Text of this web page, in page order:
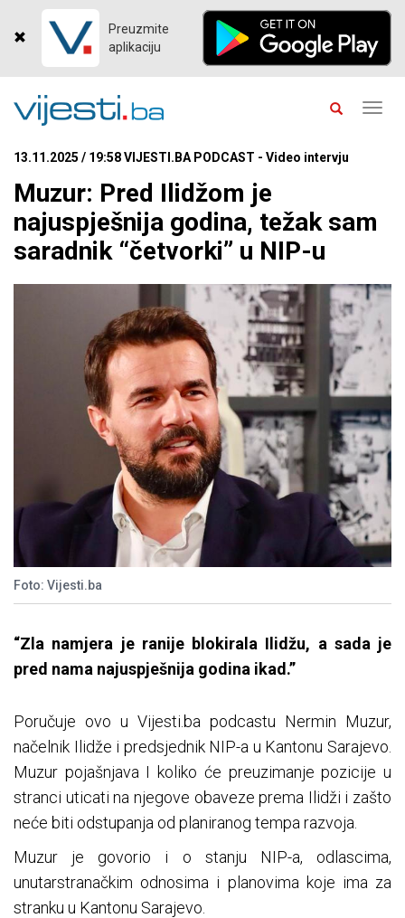
Preuzmite
aplikaciju
13.11.2025 / 19:58 VIJESTI.BA PODCAST - Video intervju
Muzur: Pred Ilidžom je
najuspješnija godina, težak sam
saradnik “četvorki” u NIP-u
Foto: Vijesti.ba
“Zla namjera je ranije blokirala Ilidžu, a sada je
pred nama najuspješnija godina ikad.”
Poručuje ovo u Vijesti.ba podcastu Nermin Muzur,
načelnik Ilidže i predsjednik NIP-a u Kantonu Sarajevo.
Muzur pojašnjava I koliko će preuzimanje pozicije u
stranci uticati na njegove obaveze prema Ilidži i zašto
neće biti odstupanja od planiranog tempa razvoja.
Muzur je govorio i o stanju NIP-a, odlascima,
unutarstranačkim odnosima i planovima koje ima za
stranku u Kantonu Sarajevo.